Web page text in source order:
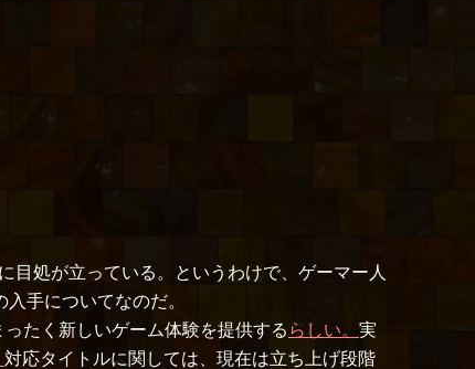
目処が立っている。というわけで、ゲーマー人
入手についてなのだ。
たく新しいゲーム体験を提供する らしい。 実
対応タイトルに関しては、現在は立ち上げ段階